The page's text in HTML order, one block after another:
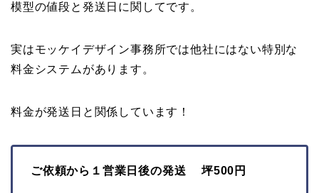
模型の値段と発送日に関してです。
実はモッケイデザイン事務所では他社にはない特別な
料金システムがあります。
料金が発送日と関係しています！
ご依頼から１営業日後の発送 坪500円